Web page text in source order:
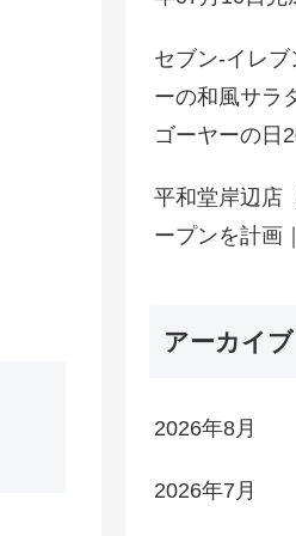
セブン-イレ
ーの和風サラ
ゴーヤーの日
平和堂岸辺店
ープンを計画
アーカイブ
2026年8月
2026年7月